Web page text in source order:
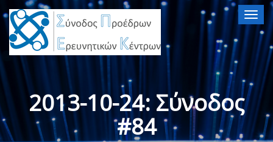
2013-10-24: Σύνοδος
#84